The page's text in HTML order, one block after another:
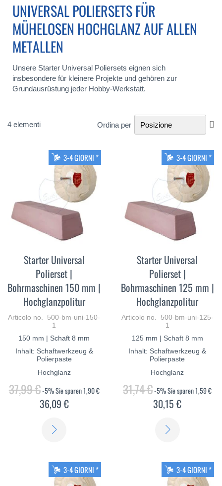
UNIVERSAL POLIERSETS FÜR
MÜHELOSEN HOCHGLANZ AUF ALLEN
METALLEN
Unsere Starter Universal Poliersets eignen sich
insbesondere für kleinere Projekte und gehören zur
Grundausrüstung jeder Hobby-Werkstatt.
4 elementi Ordina per
3-4 GIORNI *
Starter Universal
Polierset |
Bohrmaschinen 150 mm |
Hochglanzpolitur
Articolo no. 500-bm-uni-150-
1
150 mm | Schaft 8 mm
Inhalt: Schaftwerkzeug &
Polierpaste
Hochglanz
37,99 €-5%Sie sparen1,90 €
36,09 €
3-4 GIORNI *
Starter Universal
Polierset |
Bohrmaschinen 125 mm |
Hochglanzpolitur
Articolo no. 500-bm-uni-125-
1
125 mm | Schaft 8 mm
Inhalt: Schaftwerkzeug &
Polierpaste
Hochglanz
31,74 €-5%Sie sparen1,59 €
30,15 €
3-4 GIORNI * 3-4 GIORNI *